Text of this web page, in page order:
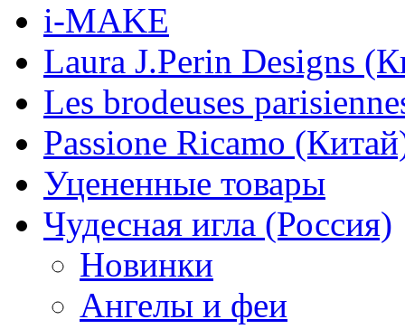
i-MAKE
Laura J.Perin Designs
Les brodeuses
Passione Ricamo
Уцененные товары
Чудесная игла (Россия)
Новинки
Ангелы и феи